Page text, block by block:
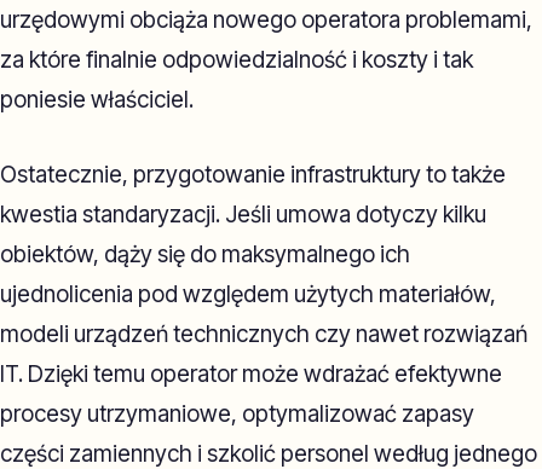
urzędowymi obciąża nowego operatora problemami,
za które finalnie odpowiedzialność i koszty i tak
poniesie właściciel.
Ostatecznie, przygotowanie infrastruktury to także
kwestia standaryzacji. Jeśli umowa dotyczy kilku
obiektów, dąży się do maksymalnego ich
ujednolicenia pod względem użytych materiałów,
modeli urządzeń technicznych czy nawet rozwiązań
IT. Dzięki temu operator może wdrażać efektywne
procesy utrzymaniowe, optymalizować zapasy
części zamiennych i szkolić personel według jednego